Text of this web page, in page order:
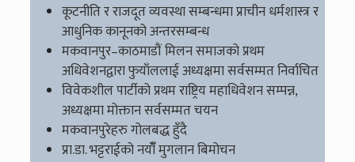
कूटनीति र राजदूत व्यवस्था सम्बन्धमा प्राचीन धर्मशास्त्र र
आधुनिक कानूनको अन्तरसम्बन्ध
मकवानपुर–काठमाडौं मिलन समाजको प्रथम
अधिवेशनद्वारा फुयाँललाई अध्यक्षमा सर्वसम्मत निर्वाचित
विवेकशील पार्टीको प्रथम राष्ट्रिय महाधिवेशन सम्पन्न,
अध्यक्षमा मोक्तान सर्वसम्मत चयन
मकवानपुरेहरु गोलबद्ध हुँदै
प्रा.डा. भट्टराईको नयाँँ मुगलान बिमोचन